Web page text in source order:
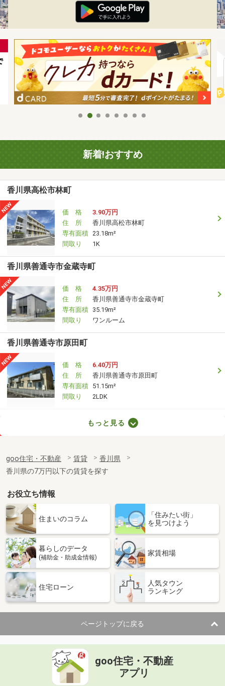
新着!おすすめ
香川県高松市林町
価 格
3.90万円
住 所
香川県高松市林町
専有面積 23.18m²
間取り
1K
香川県善通寺市金蔵寺町
価 格
4.35万円
住 所
香川県善通寺市金蔵寺町
専有面積 35.19m²
間取り
ワンルーム
香川県善通寺市原田町
価 格
6.40万円
住 所
香川県善通寺市原田町
専有面積 51.15m²
間取り
2LDK
専有面積
58.07m²
間取り
2LDK
香川県高松市寺井町
価 格
8.50万円
香川県高松市寺井町
専有面積 100.92m²
間取り
香川県三豊市山本町財田西
住 所
香川県三豊市山本町財田西
専有面積 50.78m²
間取り
2LDK
香川県三豊市三野町下高瀬
価 格
住 所
香川県三豊市三野町下高瀬
もっと見る
goo住宅・不動産 賃貸
香川県
香川県の7万円以下の賃貸を探す
お役立ち情報
住まいのコラム
「住みたい街」
を見つけよう
暮らしのデータ
(補助金・助成金情報)
家賃相場
住宅ローン
人気タウン
ランキング
ページトップに戻る
goo住宅・不動産
アプリ